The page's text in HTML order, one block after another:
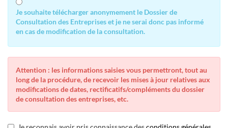
Je souhaite télécharger anonymement le Dossier de
Consultation des Entreprises et je ne serai donc pas informé
en cas de modification de la consultation.
Attention : les informations saisies vous permettront, tout au
long de la procédure, de recevoir les mises à jour relatives aux
modifications de dates, rectificatifs/compléments du dossier
de consultation des entreprises, etc.